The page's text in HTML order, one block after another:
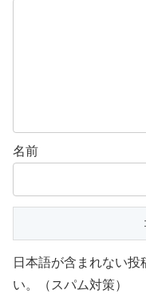
名前
日本語が含まれない
い。（スパム対策）